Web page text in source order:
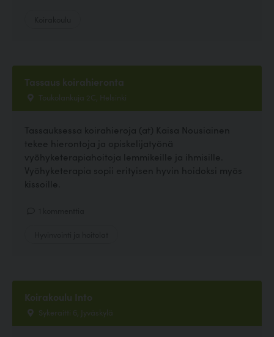
Tassaus koirahieronta
Toukolankuja 2C, Helsinki
Tassauksessa koirahieroja (at) Kaisa Nousiainen
tekee hierontoja ja opiskelijatyönä
vyöhyketerapiahoitoja lemmikeille ja ihmisille.
Vyöhyketerapia sopii erityisen hyvin hoidoksi myös
kissoille.
Koirakoulu Into
Sykeraitti 6, Jyväskylä